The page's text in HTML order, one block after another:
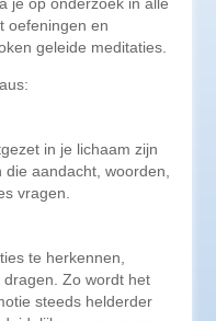
je op onderzoek in alle
oefeningen en
geleide meditaties.
in je lichaam zijn
aandacht, woorden,
vragen.
te herkennen,
Zo wordt het
steeds helderder